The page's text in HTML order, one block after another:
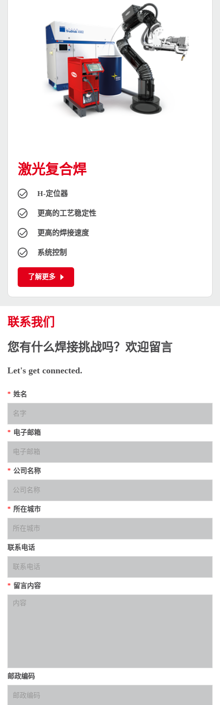
激光复合焊
H-定位器
更高的工艺稳定性
更高的焊接速度
系统控制
了解更多
联系我们
您有什么焊接挑战吗？欢迎留言
Let's get connected.
* 姓名
* 电子邮箱
* 公司名称
* 所在城市
联系电话
* 留言内容
邮政编码